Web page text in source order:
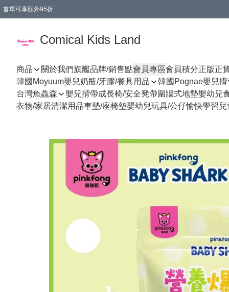
首單可享額外95折
Comical Kids Land
商品 關於我們旗艦品牌/銷售點會員專區會員積分正版正
韓國Moyuum嬰兒奶瓶/牙膠/餐具用品
韓國Pognae嬰兒揹
台灣魚鱻森
嬰兒揹帶成長椅/安全凳帶圍牆式地墊嬰幼兒
衣物/家居清潔用品車墊/座椅墊嬰幼兒玩具/公仔愉快學習